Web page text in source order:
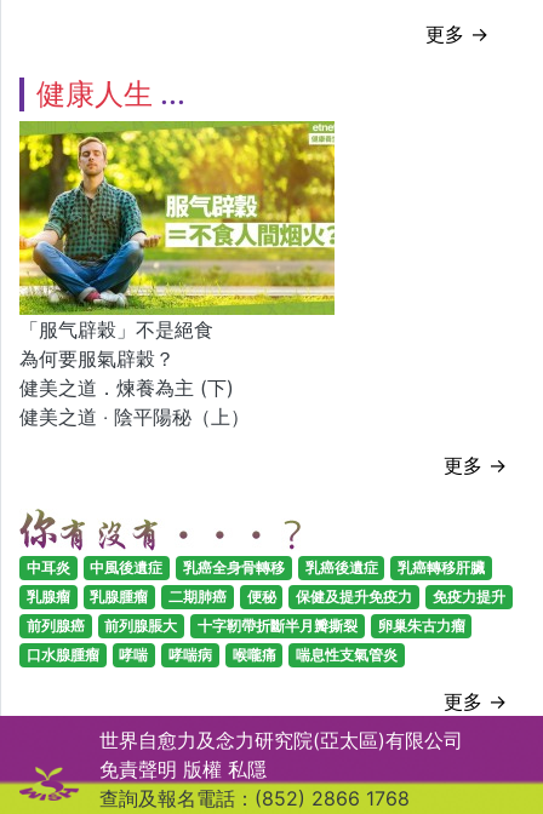
更多 →
健康人生
「服气辟穀」不是絕食
為何要服氣辟穀？
健美之道．煉養為主 (下)
健美之道 ‧ 陰平陽秘（上）
更多 →
中耳炎 中風後遺症 乳癌全身骨轉移 乳癌後遺症
乳癌轉移肝臟
乳腺瘤
乳腺腫瘤 二期肺癌 便秘 保健及提升免疫力
免疫力提升
前列腺癌
前列腺脹大 十字靭帶折斷半月瓣撕裂
卵巢朱古力瘤
口水腺腫瘤
哮喘 哮喘病 喉嚨痛 喘息性支氣管炎
更多 →
世界自愈力及念力研究院(亞太區)有限公司
免責聲明 版權 私隱
查詢及報名電話：(852) 2866 1768